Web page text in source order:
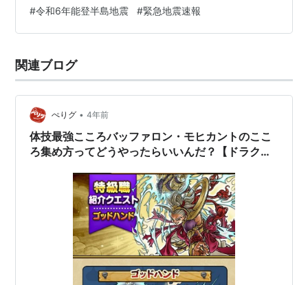
く宝の地図っていたのです。 そうしたら。 すぐ手に入り
ました・・！ ねんがんのバッファロンのこころSをてに
#令和6年能登半島地震 #緊急地震速報
関連ブログ
ぺりグ • 4年前
体技最強こころバッファロン・モヒカントのここ
ろ集め方ってどうやったらいいんだ？【ドラクエ